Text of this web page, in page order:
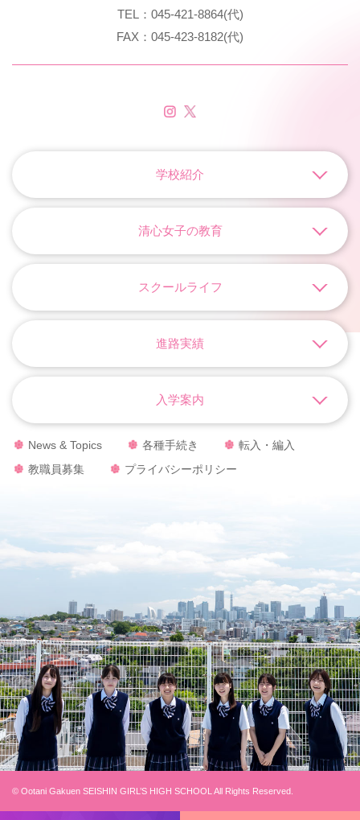
TEL：045-421-8864(代)
FAX：045-423-8182(代)
学校紹介
清心女子の教育
スクールライフ
進路実績
入学案内
News & Topics 各種手続き
転入・編入
教職員募集
プライバシーポリシー
© Ootani Gakuen SEISHIN GIRL’S HIGH SCHOOL All Rights Reserved.